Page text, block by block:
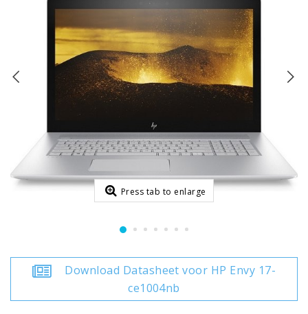
Press tab to enlarge
Download Datasheet voor HP Envy 17-
ce1004nb